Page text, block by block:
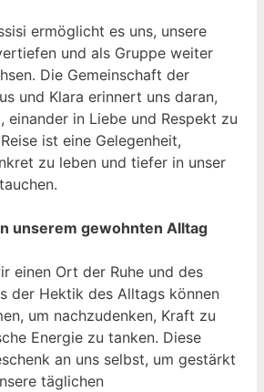
ermöglicht es uns, unsere
und als Gruppe weiter
Die Gemeinschaft der
und Klara erinnert uns daran,
in Liebe und Respekt zu
ist eine Gelegenheit,
zu leben und tiefer in unser
unserem gewohnten Alltag
einen Ort der Ruhe und des
der Hektik des Alltags können
um nachzudenken, Kraft zu
Energie zu tanken. Diese
an uns selbst, um gestärkt
täglichen